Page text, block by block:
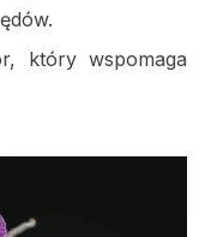
który wspomaga